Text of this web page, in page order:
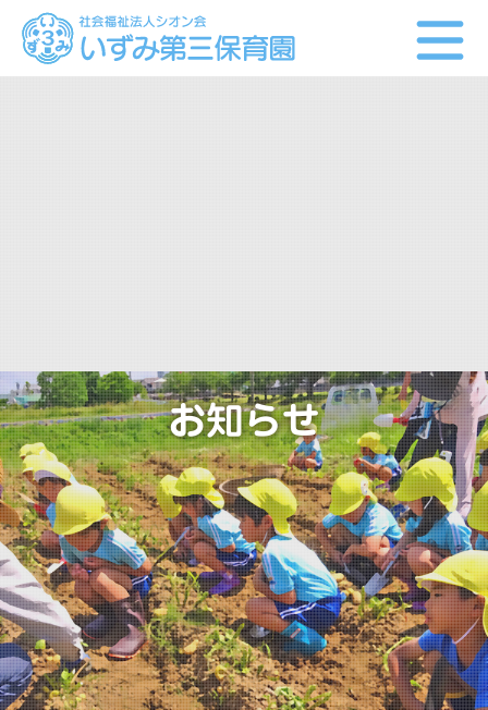
施設の紹介
資料ダウンロード
園での生活
保育時間・保育料
園での一日
年間行事
求人情報
お問い合わせ
お知らせ